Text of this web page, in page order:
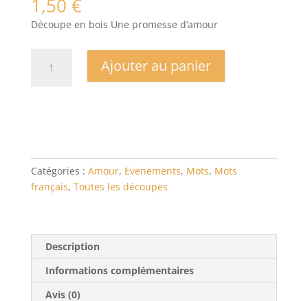
1,50 €
Découpe en bois Une promesse d’amour
Ajouter au panier
Catégories : Amour, Evenements, Mots, Mots
français, Toutes les découpes
Description
Informations complémentaires
Avis (0)